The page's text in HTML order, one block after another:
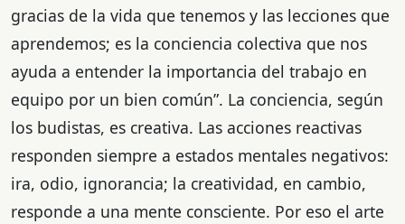
gracias de la vida que tenemos y las lecciones que
aprendemos; es la conciencia colectiva que nos
ayuda a entender la importancia del trabajo en
equipo por un bien común”. La conciencia, según
los budistas, es creativa. Las acciones reactivas
responden siempre a estados mentales negativos:
ira, odio, ignorancia; la creatividad, en cambio,
responde a una mente consciente. Por eso el arte